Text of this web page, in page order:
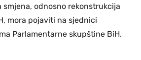
smjena, odnosno rekonstrukcija
mora pojaviti na sjednici
Parlamentarne skupštine BiH.